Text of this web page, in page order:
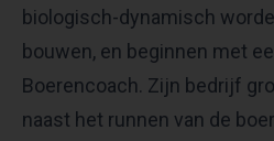
biologisch-dynamisch
bouwen, en beginnen met
Boerencoach. Zijn bedrijf
naast het runnen van de